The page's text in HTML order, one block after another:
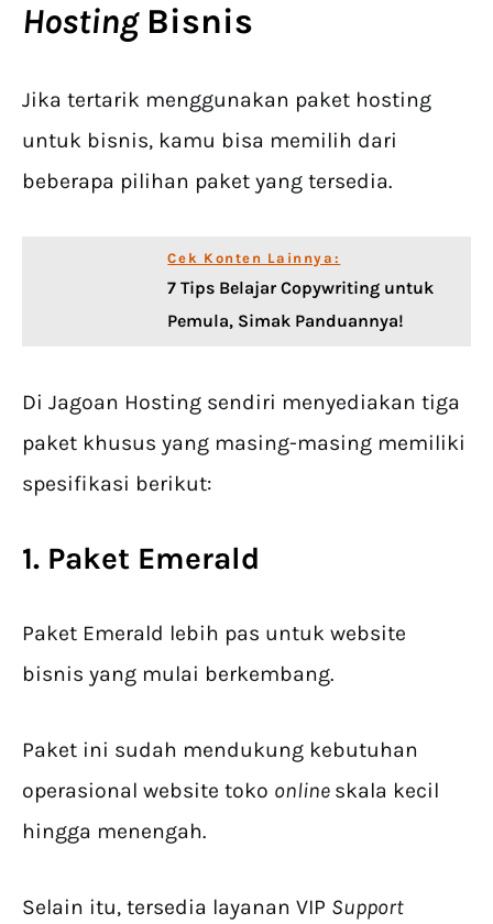
Hosting Bisnis
Jika tertarik menggunakan paket hosting
untuk bisnis, kamu bisa memilih dari
beberapa pilihan paket yang tersedia.
Cek Konten Lainnya:
7 Tips Belajar Copywriting untuk
Pemula, Simak Panduannya!
Di Jagoan Hosting sendiri menyediakan tiga
paket khusus yang masing-masing memiliki
spesifikasi berikut:
1. Paket Emerald
Paket Emerald lebih pas untuk website
bisnis yang mulai berkembang.
Paket ini sudah mendukung kebutuhan
operasional website toko online skala kecil
hingga menengah.
Selain itu, tersedia layanan VIP Support